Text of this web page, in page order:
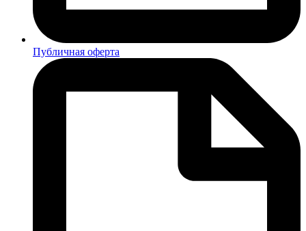
Публичная оферта